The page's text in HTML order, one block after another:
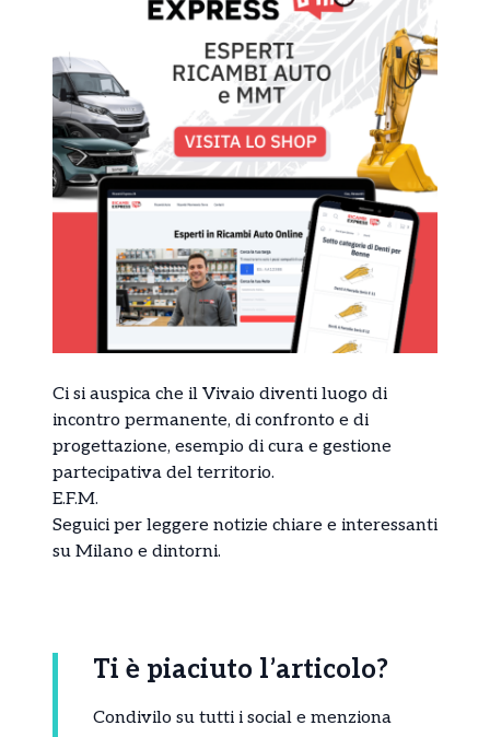
Ci si auspica che il Vivaio diventi luogo di
incontro permanente, di confronto e di
progettazione, esempio di cura e gestione
partecipativa del territorio.
E.F.M.
Seguici per leggere notizie chiare e interessanti
su Milano e dintorni.
Ti è piaciuto l’articolo?
Condivilo su tutti i social e menziona